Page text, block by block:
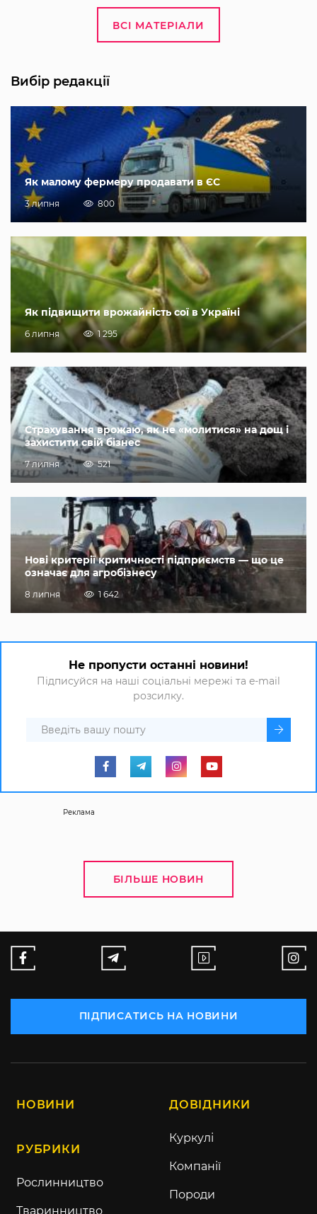
ВСІ МАТЕРІАЛИ
Вибір редакції
Як малому фермеру продавати в ЄС
3 липня 800
Як підвищити врожайність сої в Україні
6 липня 1 295
Страхування врожаю, як не «молитися» на дощ і
захистити свій бізнес
7 липня 521
Нові критерії критичності підприємств — що це
означає для агробізнесу
8 липня 1 642
Не пропусти останні новини!
Підписуйся на наші соціальні мережі та e-mail
розсилку.
Реклама
БІЛЬШЕ НОВИН
ПІДПИСАТИСЬ НА НОВИНИ
НОВИНИ
РУБРИКИ
Рослинництво
Тваринництво
ДОВІДНИКИ
Куркулі
Компанії
Породи